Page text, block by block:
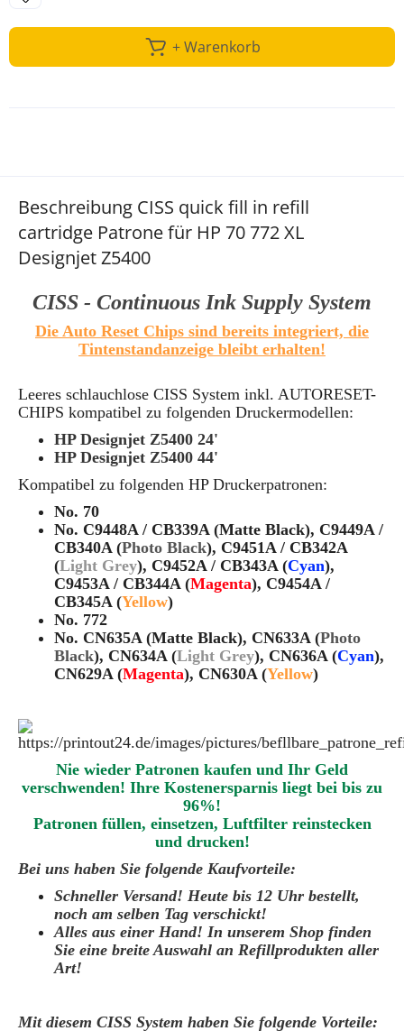
+ Warenkorb
Beschreibung CISS quick fill in refill
cartridge Patrone für HP 70 772 XL
Designjet Z5400
CISS - Continuous Ink Supply System
Die Auto Reset Chips sind bereits integriert, die
Tintenstandanzeige bleibt erhalten!
Leeres schlauchlose CISS System inkl. AUTORESET-
CHIPS kompatibel zu folgenden Druckermodellen:
HP Designjet Z5400 24'
HP Designjet Z5400 44'
Kompatibel zu folgenden HP Druckerpatronen:
No. 70
No. C9448A / CB339A (Matte Black), C9449A /
CB340A (Photo Black), C9451A / CB342A
(Light Grey), C9452A / CB343A (Cyan),
C9453A / CB344A (Magenta), C9454A /
CB345A (Yellow)
No. 772
No. CN635A (Matte Black), CN633A (Photo
Black), CN634A (Light Grey), CN636A (Cyan),
CN629A (Magenta), CN630A (Yellow)
Nie wieder Patronen kaufen und Ihr Geld
verschwenden! Ihre Kostenersparnis liegt bei bis zu
96%!
Patronen füllen, einsetzen, Luftfilter reinstecken
und drucken!
Bei uns haben Sie folgende Kaufvorteile:
Schneller Versand! Heute bis 12 Uhr bestellt,
noch am selben Tag verschickt!
Alles aus einer Hand! In unserem Shop finden
Sie eine breite Auswahl an Refillprodukten aller
Art!
Mit diesem CISS System haben Sie folgende Vorteile: